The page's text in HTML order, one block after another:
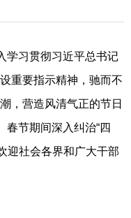
习贯彻习近平总书记
重要指示精神，驰而不
，营造风清气正的节日
节期间深入纠治“四
迎社会各界和广大干部